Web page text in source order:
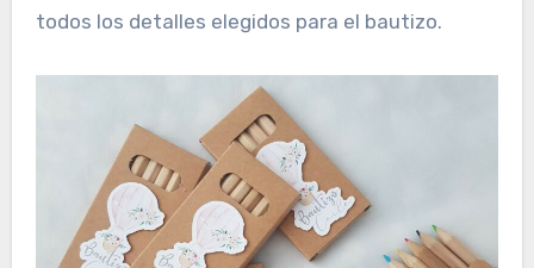
todos los detalles elegidos para el bautizo.